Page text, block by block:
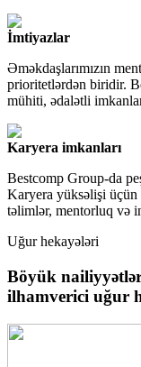
İmtiyazlar
Əməkdaşlarımızın
prioritetlərdən biridir.
mühiti, ədalətli
Karyera imkanları
Bestcomp Group-da
Karyera yüksəlişi üçün
təlimlər, mentorluq və
Uğur hekayələri
Böyük nailiyyətlər
ilhamverici uğur